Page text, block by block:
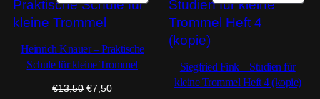
IN
UITVERKOOP
Heinrich Knauer – Praktische
Schule für kleine Trommel
€13,50 Oorspronkelijke
€7,50Huidige
IN
Siegfried Fink – Studien für
kleine Trommel Heft 4 (kopie)